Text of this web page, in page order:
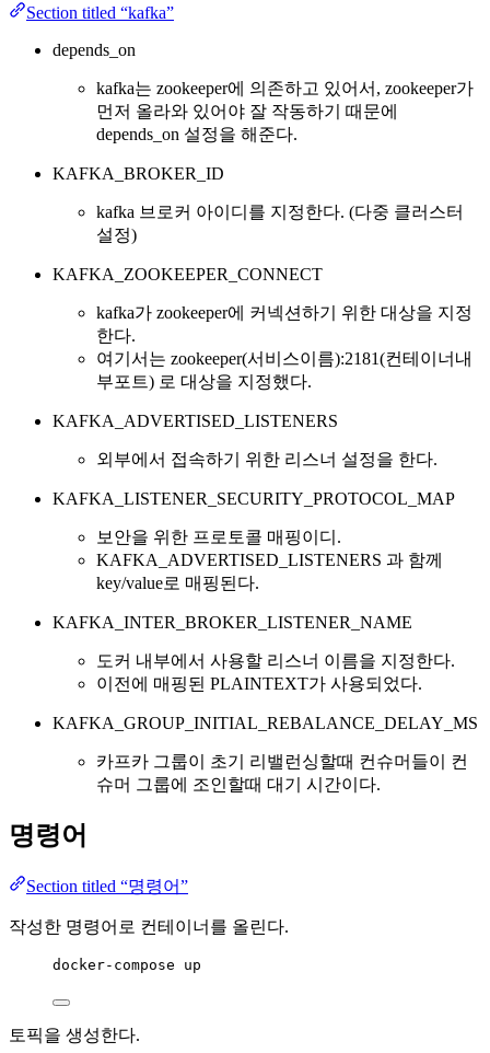
Section titled “kafka”
depends_on
kafka는 zookeeper에 의존하고 있어서, zookeeper가
먼저 올라와 있어야 잘 작동하기 때문에
depends_on 설정을 해준다.
KAFKA_BROKER_ID
kafka 브로커 아이디를 지정한다. (다중 클러스터
설정)
KAFKA_ZOOKEEPER_CONNECT
kafka가 zookeeper에 커넥션하기 위한 대상을 지정
한다.
여기서는 zookeeper(서비스이름):2181(컨테이너내
부포트) 로 대상을 지정했다.
KAFKA_ADVERTISED_LISTENERS
외부에서 접속하기 위한 리스너 설정을 한다.
KAFKA_LISTENER_SECURITY_PROTOCOL_MAP
보안을 위한 프로토콜 매핑이디.
KAFKA_ADVERTISED_LISTENERS 과 함께
key/value로 매핑된다.
KAFKA_INTER_BROKER_LISTENER_NAME
도커 내부에서 사용할 리스너 이름을 지정한다.
이전에 매핑된 PLAINTEXT가 사용되었다.
KAFKA_GROUP_INITIAL_REBALANCE_DELAY_MS
카프카 그룹이 초기 리밸런싱할때 컨슈머들이 컨
슈머 그룹에 조인할때 대기 시간이다.
명령어
Section titled “명령어”
작성한 명령어로 컨테이너를 올린다.
docker- compose up
토픽을 생성한다.